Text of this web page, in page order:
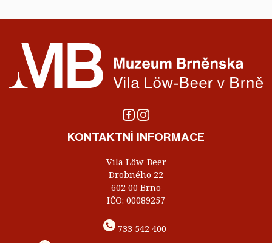
KONTAKTNÍ INFORMACE
Vila Löw-Beer
Drobného 22
602 00 Brno
IČO: 00089257
733 542 400